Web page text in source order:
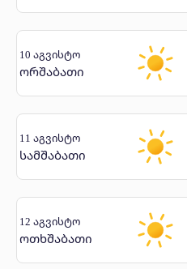
10 აგვისტო
ორშაბათი
11 აგვისტო
სამშაბათი
12 აგვისტო
ოთხშაბათი